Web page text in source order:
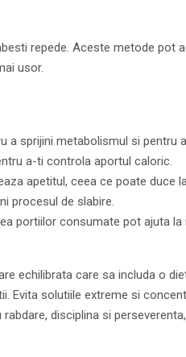
repede. Aceste metode pot
usor.
a sprijini metabolismul si pentru
a-ti controla aportul caloric.
apetitul, ceea ce poate duce
procesul de slabire.
portiilor consumate pot ajuta la
echilibrata care sa includa o
Evita solutiile extreme si
disciplina si